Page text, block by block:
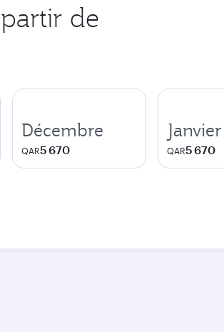
de
Décembre
QAR5 670
Janvier
QAR5 670